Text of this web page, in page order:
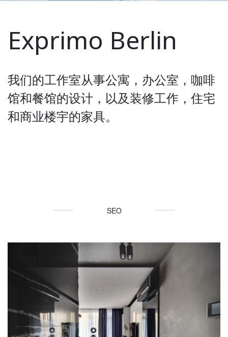
Exprimo Berlin
我们的工作室从事公寓，办公室，咖啡
馆和餐馆的设计，以及装修工作，住宅
和商业楼宇的家具。
SEO